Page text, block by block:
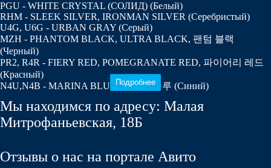
PGU - WHITE CRYSTAL (СОЛИД) (Белый)
RHM - SLEEK SILVER, IRONMAN SILVER (Серебристый)
U4G, U6G - URBAN GRAY (Серый)
MZH - PHANTOM BLACK, ULTRA BLACK, 팬텀 블랙
(Черный)
PR2, R4R - FIERY RED, POMEGRANATE RED, 파이어리 레드
(Красный)
N4U,N4B - MARINA BLUE, 마리나 블루 (Синий)
SN4 - SUNSET ORANGE (Оранжевый)
W4Y - ICE WINE, LINEN BEIGE (Бежевый) (с 2017)
Подробнее
Мы находимся по адресу: Малая
Митрофаньевская, 18Б
Отзывы о нас на портале Авито